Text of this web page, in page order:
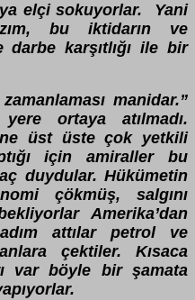
elçi sokuyorlar. Yani
bu iktidarın ve
karşıtlığı ile bir
manidar.”
ortaya atılmadı.
üst üste çok yetkili
için amiraller bu
duydular. Hükümetin
çökmüş, salgını
Amerika’dan
attılar petrol ve
çektiler. Kısaca
var böyle bir şamata